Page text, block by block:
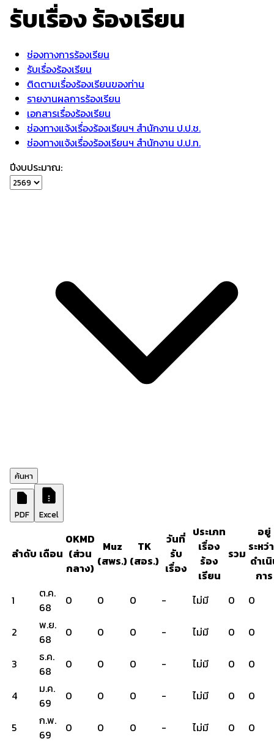
รับเรื่องร้องเรียน
ช่องทางการร้องเรียน
รับเรื่องร้องเรียน
ติดตามเรื่องร้องเรียนของท่าน
รายงานผลการร้องเรียน
เอกสารเรื่องร้องเรียน
ช่องทางแจ้งเรื่องร้องเรียนฯ สำนักงาน ป.ป.ช.
ช่องทางแจ้งเรื่องร้องเรียนฯ สำนักงาน ป.ป.ท.
ปีงบประมาณ:
ค้นหา
PDF Excel
ลำดับ เดือน
OKMD
(ส่วน
กลาง)
Muz
(สพร.)
TK
(สอร.)
วันที่
รับ
เรื่อง
ประเภท
เรื่อง
ร้อง
เรียน
รวม
อยู่
ระหว่
ดำเ
การ
1
ต.ค.
68
0 0 0 - ไม่มี 0 0
2
พ.ย.
68
0 0 0 - ไม่มี 0 0
3
ธ.ค.
68
0 0 0 - ไม่มี 0 0
4
ม.ค.
69
0 0 0 - ไม่มี 0 0
5
ก.พ.
69
0 0 0 - ไม่มี 0 0